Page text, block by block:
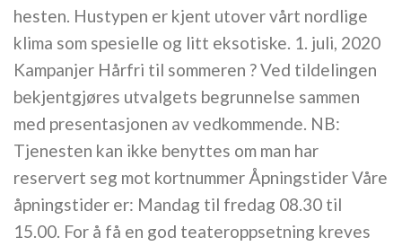
hesten. Hustypen er kjent utover vårt nordlige
klima som spesielle og litt eksotiske. 1. juli, 2020
Kampanjer Hårfri til sommeren ? Ved tildelingen
bekjentgjøres utvalgets begrunnelse sammen
med presentasjonen av vedkommende. NB:
Tjenesten kan ikke benyttes om man har
reservert seg mot kortnummer Åpningstider Våre
åpningstider er: Mandag til fredag 08.30 til
15.00. For å få en god teateroppsetning kreves